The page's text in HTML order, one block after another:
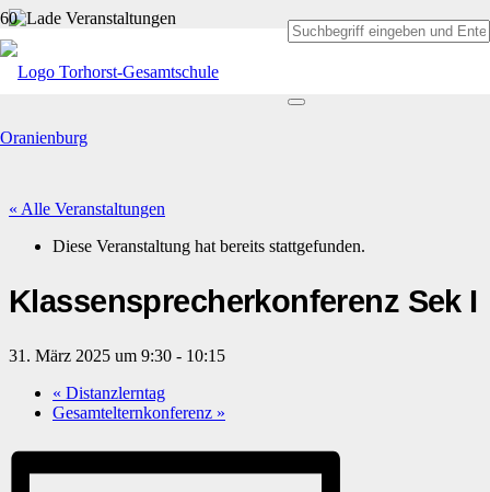
« Alle Veranstaltungen
Diese Veranstaltung hat bereits stattgefunden.
Klassensprecherkonferenz Sek I
31. März 2025 um 9:30 - 10:15
« Distanzlerntag
Gesamtelternkonferenz »